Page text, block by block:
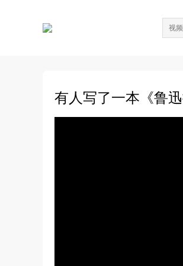
有人写了一本《鲁